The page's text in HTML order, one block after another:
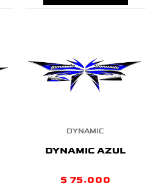
DYNAMIC
DYNAMIC AZUL
$ 75.000